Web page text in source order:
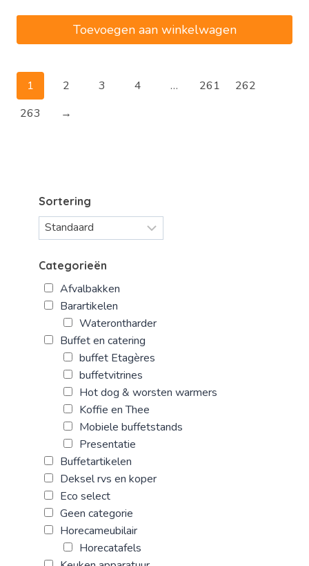
€105,00.Toevoegen aan winkelwagen
1 2 3 4 … 261
262
263
→
Sortering
Categorieën
Afvalbakken
Barartikelen
Waterontharder
Buffet en catering
buffet Etagères
buffetvitrines
Hot dog & worsten warmers
Koffie en Thee
Mobiele buffetstands
Presentatie
Buffetartikelen
Deksel rvs en koper
Eco select
Geen categorie
Horecameubilair
Horecatafels